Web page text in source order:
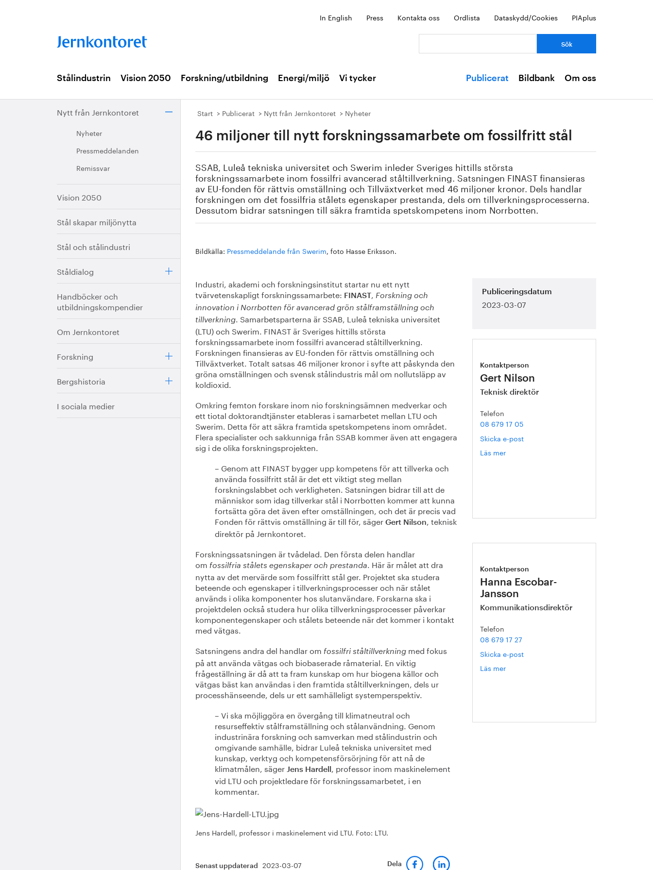
In English Press Kontakta oss Ordlista Dataskydd/Cookies PIAplus
Stålindustrin Vision 2050 Forskning/utbildning Energi/miljö Vi tycker Publicerat Bildbank Om oss
Nytt från Jernkontoret
Nyheter
Pressmeddelanden
Remissvar
Vision 2050
Stål skapar miljönytta
Stål och stålindustri
Ståldialog
Handböcker och
utbildningskompendier
Om Jernkontoret
Forskning
Bergshistoria
I sociala medier
Start Publicerat Nytt från Jernkontoret Nyheter
46 miljoner till nytt forskningssamarbete om fossilfritt stål
SSAB, Luleå tekniska universitet och Swerim inleder Sveriges hittills största
forskningssamarbete inom fossilfri avancerad ståltillverkning. Satsningen FINAST finansieras
av EU-fonden för rättvis omställning och Tillväxtverket med 46 miljoner kronor. Dels handlar
forskningen om det fossilfria stålets egenskaper prestanda, dels om tillverkningsprocesserna.
Dessutom bidrar satsningen till säkra framtida spetskompetens inom Norrbotten.
Bildkälla: Pressmeddelande från Swerim, foto Hasse Eriksson.
Industri, akademi och forskningsinstitut startar nu ett nytt
tvärvetenskapligt forskningssamarbete: FINAST, Forskning och
innovation i Norrbotten för avancerad grön stålframställning och
tillverkning. Samarbetsparterna är SSAB, Luleå tekniska universitet
(LTU) och Swerim. FINAST är Sveriges hittills största
forskningssamarbete inom fossilfri avancerad ståltillverkning.
Forskningen finansieras av EU-fonden för rättvis omställning och
Tillväxtverket. Totalt satsas 46 miljoner kronor i syfte att påskynda den
gröna omställningen och svensk stålindustris mål om nollutsläpp av
koldioxid.
Omkring femton forskare inom nio forskningsämnen medverkar och
ett tiotal doktorandtjänster etableras i samarbetet mellan LTU och
Swerim. Detta för att säkra framtida spetskompetens inom området.
Flera specialister och sakkunniga från SSAB kommer även att engagera
sig i de olika forskningsprojekten.
– Genom att FINAST bygger upp kompetens för att tillverka och
använda fossilfritt stål är det ett viktigt steg mellan
forskningslabbet och verkligheten. Satsningen bidrar till att de
människor som idag tillverkar stål i Norrbotten kommer att kunna
fortsätta göra det även efter omställningen, och det är precis vad
Fonden för rättvis omställning är till för, säger Gert Nilson, teknisk
direktör på Jernkontoret.
Forskningssatsningen är tvådelad. Den första delen handlar
om fossilfria stålets egenskaper och prestanda. Här är målet att dra
nytta av det mervärde som fossilfritt stål ger. Projektet ska studera
beteende och egenskaper i tillverkningsprocesser och när stålet
används i olika komponenter hos slutanvändare. Forskarna ska i
projektdelen också studera hur olika tillverkningsprocesser påverkar
komponentegenskaper och stålets beteende när det kommer i kontakt
med vätgas.
Satsningens andra del handlar om fossilfri ståltillverkning med fokus
på att använda vätgas och biobaserade råmaterial. En viktig
frågeställning är då att ta fram kunskap om hur biogena källor och
vätgas bäst kan användas i den framtida ståltillverkningen, dels ur
processhänseende, dels ur ett samhälleligt systemperspektiv.
– Vi ska möjliggöra en övergång till klimatneutral och
resurseffektiv stålframställning och stålanvändning. Genom
industrinära forskning och samverkan med stålindustrin och
omgivande samhälle, bidrar Luleå tekniska universitet med
kunskap, verktyg och kompetensförsörjning för att nå de
klimatmålen, säger Jens Hardell
, professor inom maskinelement
vid LTU och projektledare för forskningssamarbetet, i en
kommentar.
Jens Hardell, professor i maskinelement vid LTU. Foto: LTU.
Senast uppdaterad 2023-03-07 Dela
Publiceringsdatum
2023-03-07
Kontaktperson
Gert Nilson
Teknisk direktör
Telefon
08 679 17 05
Skicka e-post
Läs mer
Kontaktperson
Hanna Escobar-
Jansson
Kommunikationsdirektör
Telefon
08 679 17 27
Skicka e-post
Läs mer